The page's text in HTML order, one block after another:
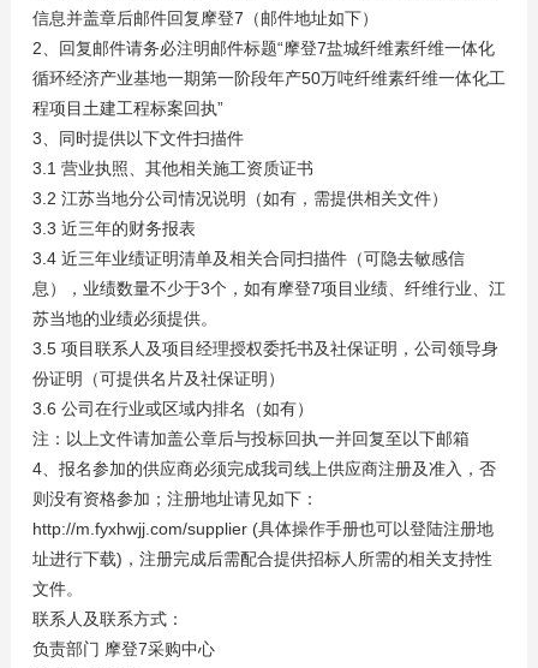
信息并盖章后邮件回复摩登7（邮件地址如下）
2、回复邮件请务必注明邮件标题“摩登7盐城纤维素纤维一体化
循环经济产业基地一期第一阶段年产50万吨纤维素纤维一体化工
程项目土建工程标案回执”
3、同时提供以下文件扫描件
3.1 营业执照、其他相关施工资质证书
3.2 江苏当地分公司情况说明（如有，需提供相关文件）
3.3 近三年的财务报表
3.4 近三年业绩证明清单及相关合同扫描件（可隐去敏感信
息），业绩数量不少于3个，如有摩登7项目业绩、纤维行业、江
苏当地的业绩必须提供。
3.5 项目联系人及项目经理授权委托书及社保证明，公司领导身
份证明（可提供名片及社保证明）
3.6 公司在行业或区域内排名（如有）
注：以上文件请加盖公章后与投标回执一并回复至以下邮箱
4、报名参加的供应商必须完成我司线上供应商注册及准入，否
则没有资格参加；注册地址请见如下：
http://m.fyxhwjj.com/supplier (具体操作手册也可以登陆注册地
址进行下载)，注册完成后需配合提供招标人所需的相关支持性
文件。
联系人及联系方式：
负责部门 摩登7采购中心